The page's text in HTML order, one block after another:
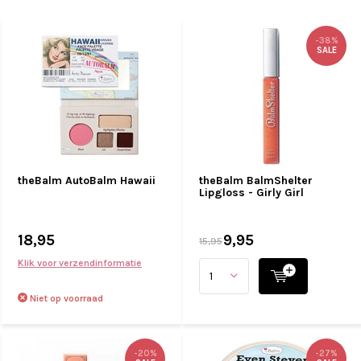
theBalm AutoBalm Hawaii
18,95
Klik voor verzendinformatie
Niet op voorraad
theBalm BalmShelter
Lipgloss - Girly Girl
-38%
SALE
15,959,95
-20%
-27%